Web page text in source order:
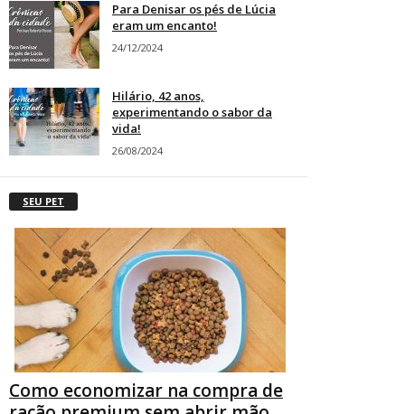
Para Denisar os pés de Lúcia
eram um encanto!
24/12/2024
Hilário, 42 anos,
experimentando o sabor da
vida!
26/08/2024
SEU PET
Como economizar na compra de